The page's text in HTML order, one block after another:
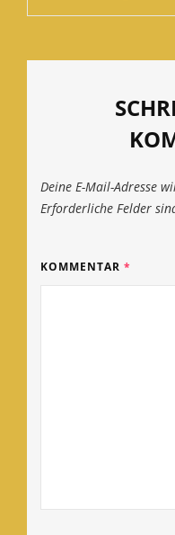
Deine E-Mail-Adresse
Erforderliche Felder
KOMMENTAR *